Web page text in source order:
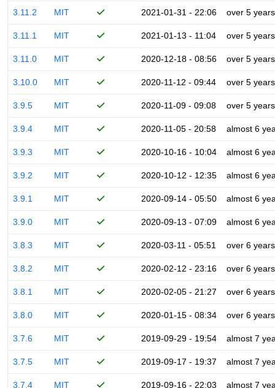
3.11.2 MIT 2021-01-31 - 22:06 over 5 years
3.11.1 MIT 2021-01-13 - 11:04 over 5 years
3.11.0 MIT 2020-12-18 - 08:56 over 5 years
3.10.0 MIT 2020-11-12 - 09:44 over 5 years
3.9.5 MIT 2020-11-09 - 09:08 over 5 years
3.9.4 MIT 2020-11-05 - 20:58 almost 6
3.9.3 MIT 2020-10-16 - 10:04 almost 6
3.9.2 MIT 2020-10-12 - 12:35 almost 6
3.9.1 MIT 2020-09-14 - 05:50 almost 6
3.9.0 MIT 2020-09-13 - 07:09 almost 6
3.8.3 MIT 2020-03-11 - 05:51 over 6 years
3.8.2 MIT 2020-02-12 - 23:16 over 6 years
3.8.1 MIT 2020-02-05 - 21:27 over 6 years
3.8.0 MIT 2020-01-15 - 08:34 over 6 years
3.7.6 MIT 2019-09-29 - 19:54 almost 7
3.7.5 MIT 2019-09-17 - 19:37 almost 7
3.7.4 MIT 2019-09-16 - 22:03 almost 7